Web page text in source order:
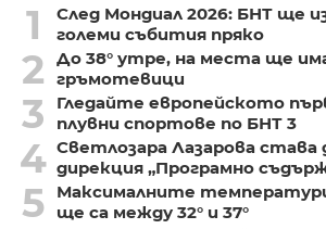
1
След Мондиал 2026: БНТ ще
големи събития пряко
2
До 38° утре, на места ще
гръмотевици
3
Гледайте европейското
плувни спортове по БНТ 3
4 Светлозара Лазарова става
дирекция „Програмно
5
Максималните
ще са между 32° и 37°